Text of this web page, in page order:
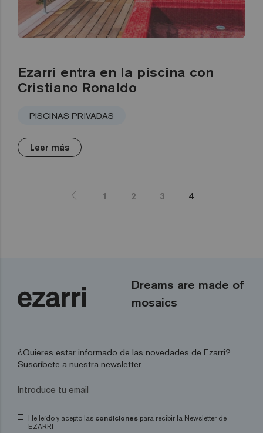
Ezarri entra en la piscina con
Cristiano Ronaldo
PISCINAS PRIVADAS
Leer más
1 2 3 4
Dreams are made of
mosaics
¿Quieres estar informado de las novedades de Ezarri?
Suscríbete a nuestra newsletter
He leído y acepto las condiciones para recibir la Newsletter de
EZARRI